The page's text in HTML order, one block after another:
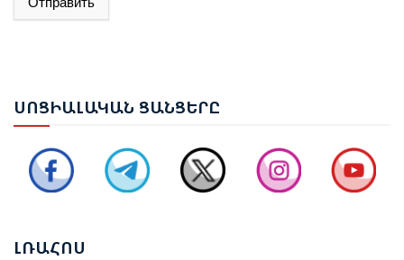
ՍՈՑԻԱԼԱԿԱՆ ՑԱՆՑԵՐԸ
ԼՌԱՀՈՍ
ԱԴՐԲԵՋԱՆԻ ԱԳ ՆԱԽԱՐԱՐ ՋԵՅՀՈՒՆ ԲԱՅՐԱՄՈՎԸ
ԵՐԵՎԱՆՈՒՄ ԿԱՅԱՑԵԼ Է ԱՆԻԻ ԿԱՄՐՋԻ
ՎԵՐԱԿԱՆԳՆՄԱՆ ՀԱՐՑԵՐՈՎ ՀԱՅԱՍՏԱՆ-ԹՈՒՐՔԻԱ